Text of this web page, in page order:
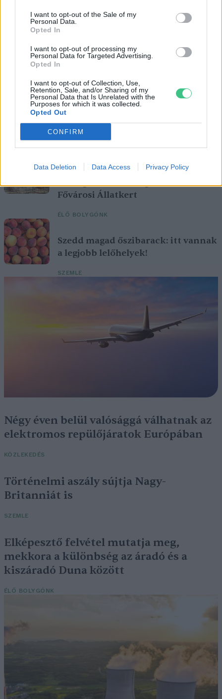
I want to opt-out of the Sale of my
Personal Data.
Opted In
I want to opt-out of processing my
Personal Data for Targeted Advertising.
Opted In
I want to opt-out of Collection, Use,
Retention, Sale, and/or Sharing of my
Personal Data that Is Unrelated with the
Purposes for which it was collected.
Opted Out
CONFIRM
Data Deletion Data Access Privacy Policy
Magyarország tele van gyönyörű növényekkel, így arborétumokkal
is. A jó idő beköszöntével érdemes minél többet felkeresni.
Születésnapi programokkal várja a
hétvégén a közönséget a 160 éves
Fővárosi Állatkert
ÉLŐ BOLYGÓNK
Szedd magad őszibarack: itt vannak
a legjobb lelőhelyek!
SZEMLE
Négy éven belül valósággá válhatnak az
elektromos repülőjáratok Európában
KÖZLEKEDÉS
Történelmi aszály sújtja Nagy-
Britanniát is
SZEMLE
Elképesztő felvétel mutatja meg,
mekkora a különbség az áradó és a
kiszáradó Duna között
ÉLŐ BOLYGÓNK